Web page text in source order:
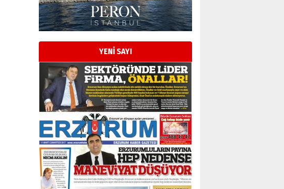
YENİ SAYI
Esat BİNDESEN
Başkan Sekmen’den Erzurum’a
bir vizyon proje daha!
02 Ağustos 2026 Pazar